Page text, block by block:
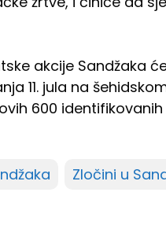
akcije Sandžaka
11. jula na
600
Zločini u